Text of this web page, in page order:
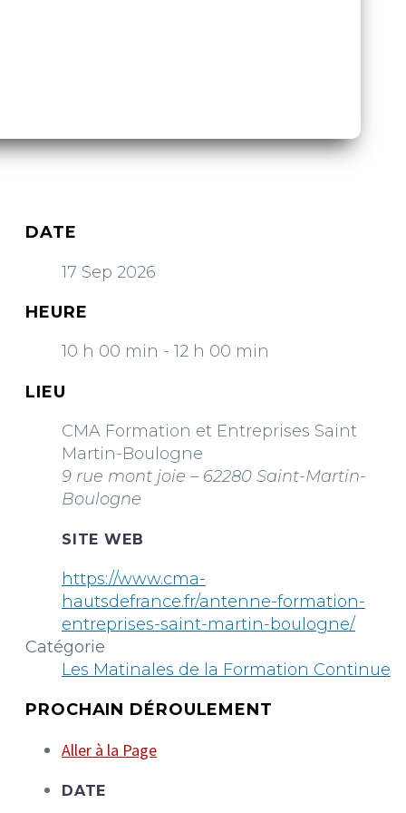
DATE
17 Sep 2026
HEURE
10 h 00 min - 12 h 00 min
LIEU
CMA Formation et Entreprises Saint
Martin-Boulogne
9 rue mont joie – 62280 Saint-Martin-
Boulogne
SITE WEB
https://www.cma-
hautsdefrance.fr/antenne-formation-
entreprises-saint-martin-boulogne/
Catégorie
Les Matinales de la Formation Continue
PROCHAIN DÉROULEMENT
Aller à la Page
DATE